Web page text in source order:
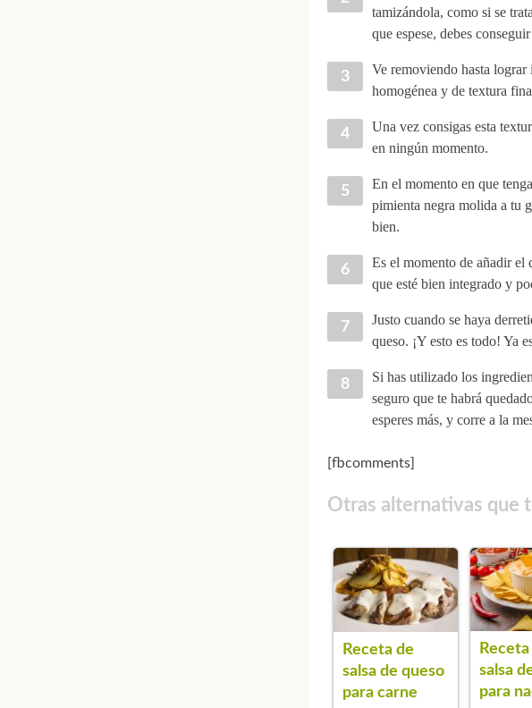
tamizándola, como si se
que espese, debes
Ve removiendo hasta lograr
homogénea y de textura
Una vez consigas esta
en ningún momento.
En el momento en que
pimienta negra molida a tu
bien.
Es el momento de añadir el
que esté bien integrado y
Justo cuando se haya
queso. ¡Y esto es todo! Ya
Si has utilizado los
seguro que te habrá
esperes más, y corre a la
[fbcomments]
Otras alternativas que
Receta de
salsa de queso
para carne
Receta
salsa
para